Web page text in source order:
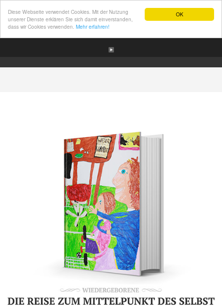
OK
Diese Webseite verwendet Cookies. Mit der Nutzung
unserer Dienste erklären Sie sich damit einverstanden,
dass wir Cookies verwenden. Mehr erfahren!